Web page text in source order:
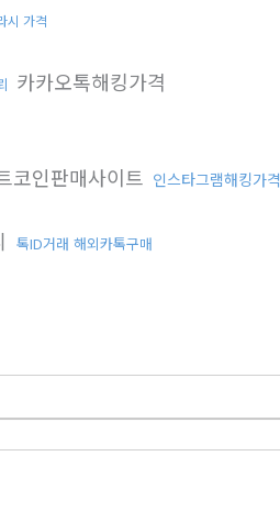
시 가격
카카오톡해킹가격
코인판매사이트 인스타그램해킹가격
톡ID거래 해외카톡구매